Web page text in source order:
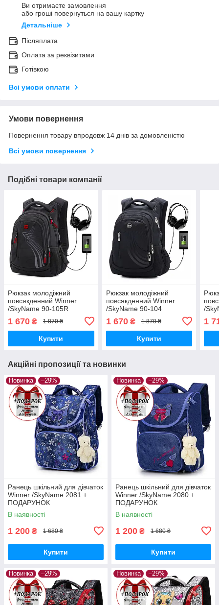
Ви отримаєте замовлення
або гроші повернуться на вашу картку
Детальніше
Післяплата
Оплата за реквізитами
Готівкою
Всі умови оплати
Умови повернення
Повернення товару впродовж 14 днів за домовленістю
Всі умови повернення
Подібні товари компанії
Рюкзак молодіжний
повсякденний Winner
/SkyName 90-105R
1 670 ₴ 1 870 ₴
Купити
Рюкзак молодіжний
повсякденний Winner
/SkyName 90-104
1 670₴ 1 870 ₴
Купити
/
1
Акційні пропозиції та новинки
Новинка –29%
Ранець шкільний для дівчаток
Winner /SkyName 2081 +
ПОДАРУНОК
В наявності
1 200 ₴ 1 680 ₴
Купити
Новинка –29%
Ранець шкільний для дівчаток
Winner /SkyName 2080 +
ПОДАРУНОК
В наявності
1 200 ₴ 1 680 ₴
Купити
Новинка –29% Новинка –29%